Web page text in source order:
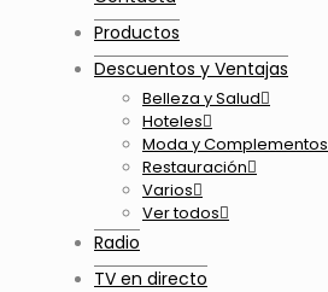
Productos
Descuentos y Ventajas
Belleza y Salud
Hoteles
Moda y Complementos
Restauración
Varios
Ver todos
Radio
TV en directo